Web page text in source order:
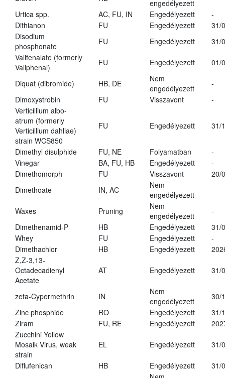
engedélyezett
Urtica spp.
AC, FU, IN Engedélyezett
-
Dithianon
FU Engedélyezett
31/
Disodium
phosphonate
FU Engedélyezett
31/
Valifenalate (formerly
Valiphenal)
FU Engedélyezett 01/
Diquat (dibromide) HB, DE
Nem
engedélyezett
-
Dimoxystrobin
FU Visszavont
-
Verticillium albo-
atrum (formerly
Verticillium dahliae)
strain WCS850
FU Engedélyezett 31/
Dimethyl disulphide FU, NE Folyamatban
-
Vinegar
BA, FU, HB Engedélyezett
-
Dimethomorph
FU Visszavont
20/
Dimethoate
IN, AC
Nem
engedélyezett
-
Waxes Pruning
Nem
engedélyezett
-
Dimethenamid-P
HB Engedélyezett
31/
Whey
FU Engedélyezett
-
Dimethachlor
HB Engedélyezett
Z,Z-3,13-
Octadecadienyl
Acetate
AT Engedélyezett 31/
zeta-Cypermethrin IN
Nem
engedélyezett
30/
Zinc phosphide
RO Engedélyezett
31/
Ziram
FU, RE Engedélyezett
Zucchini Yellow
Mosaik Virus, weak
strain
EL Engedélyezett 31/
Diflufenican HB Engedélyezett
31/